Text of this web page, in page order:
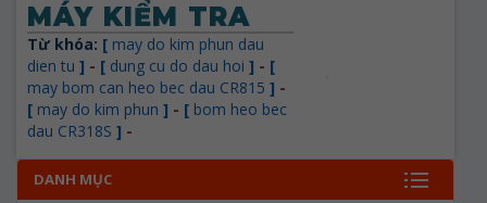
MÁY KIỂM TRA
Từ khóa: [ may do kim phun dau
dien tu ] - [ dung cu do dau hoi ] - [
may bom can heo bec dau CR815 ] -
[ may do kim phun ] - [ bom heo bec
dau CR318S ] -
DANH MỤC